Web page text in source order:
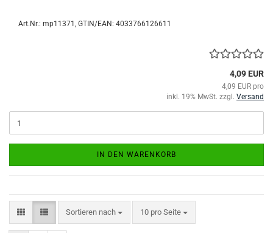
Art.Nr.: mp11371 GTIN/EAN: 4033766126611
4,09 EUR
4,09 EUR pro
inkl. 19% MwSt. zzgl. Versand
IN DEN WARENKORB
Sortieren nach
Sortieren nach 10 pro Seite
pro Seite